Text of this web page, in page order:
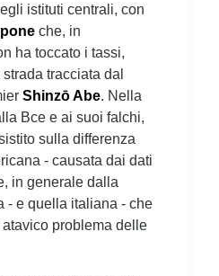
istituti centrali, con
che, in
ha toccato i tassi,
tracciata dal
Shinzō Abe. Nella
Bce e ai suoi falchi,
sulla differenza
- causata dai dati
in generale dalla
- e quella italiana - che
problema delle